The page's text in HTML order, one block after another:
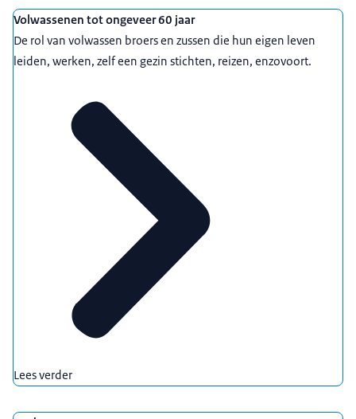
Volwassenen tot ongeveer 60 jaar
De rol van volwassen broers en zussen die hun eigen leven
leiden, werken, zelf een gezin stichten, reizen, enzovoort.
Lees verder